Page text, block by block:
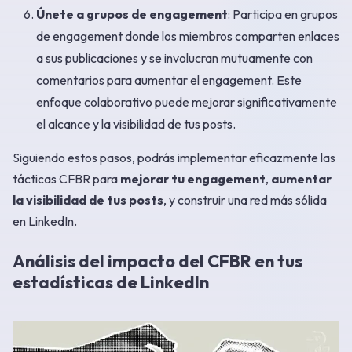
Únete a grupos de engagement: Participa en grupos
de engagement donde los miembros comparten enlaces
a sus publicaciones y se involucran mutuamente con
comentarios para aumentar el engagement. Este
enfoque colaborativo puede mejorar significativamente
el alcance y la visibilidad de tus posts.
Siguiendo estos pasos, podrás implementar eficazmente las
tácticas CFBR para mejorar tu engagement, aumentar
la visibilidad de tus posts, y construir una red más sólida
en LinkedIn.
Análisis del impacto del CFBR en tus
estadísticas de LinkedIn